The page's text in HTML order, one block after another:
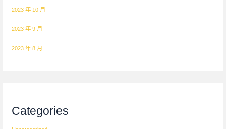
2023 年 10 月
2023 年 9 月
2023 年 8 月
Categories